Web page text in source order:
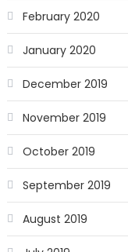
February 2020
January 2020
December 2019
November 2019
October 2019
September 2019
August 2019